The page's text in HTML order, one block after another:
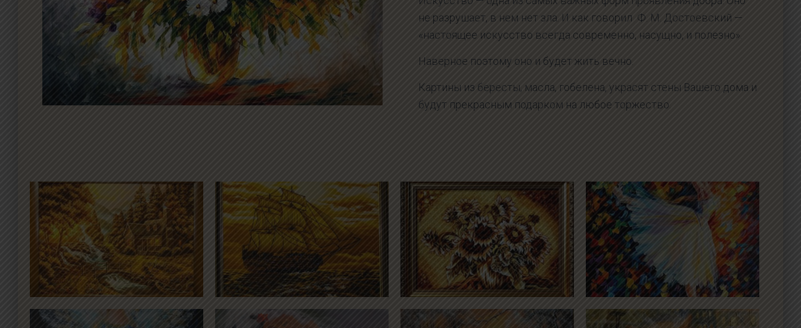
не разрушает, в нем нет зла. И как говорил Ф. М. Достоевский —
«настоящее искусство всегда современно, насущно, и полезно».
Наверное поэтому оно и будет жить вечно.
Картины из бересты, масла, гобелена, украсят стены Вашего дома и
будут прекрасным подарком на любое торжество.